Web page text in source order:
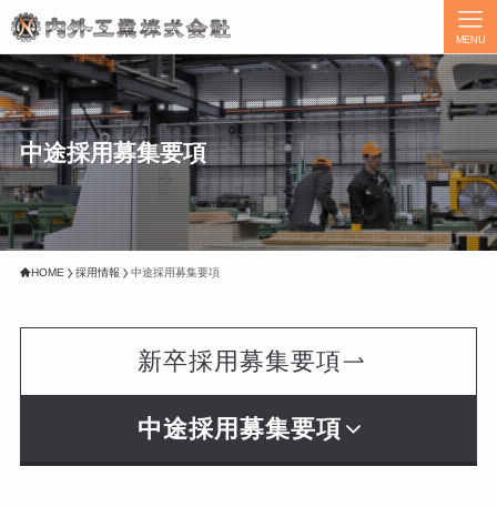
MENU
中途採用募集要項
HOME 採用情報 中途採用募集要項
新卒採用募集要項
中途採用募集要項